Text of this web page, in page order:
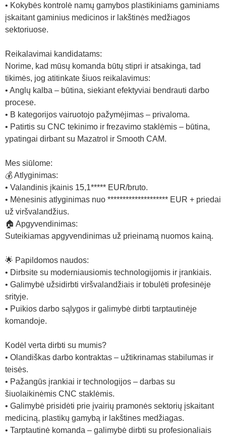
• Kokybės kontrolė namų gamybos plastikiniams gaminiams
įskaitant gaminius medicinos ir lakštinės medžiagos
sektoriuose.
Reikalavimai kandidatams:
Norime, kad mūsų komanda būtų stipri ir atsakinga, tad
tikimės, jog atitinkate šiuos reikalavimus:
• Anglų kalba – būtina, siekiant efektyviai bendrauti darbo
procese.
• B kategorijos vairuotojo pažymėjimas – privaloma.
• Patirtis su CNC tekinimo ir frezavimo staklėmis – būtina,
ypatingai dirbant su Mazatrol ir Smooth CAM.
Mes siūlome:
💰 Atlyginimas:
• Valandinis įkainis 15,1***** EUR/bruto.
• Mėnesinis atlyginimas nuo ******************** EUR + priedai
už viršvalandžius.
🏠 Apgyvendinimas:
Suteikiamas apgyvendinimas už prieinamą nuomos kainą.
🌟 Papildomos naudos:
• Dirbsite su moderniausiomis technologijomis ir įrankiais.
• Galimybė užsidirbti viršvalandžiais ir tobulėti profesinėje
srityje.
• Puikios darbo sąlygos ir galimybė dirbti tarptautinėje
komandoje.
Kodėl verta dirbti su mumis?
• Olandiškas darbo kontraktas – užtikrinamas stabilumas ir
teisės.
• Pažangūs įrankiai ir technologijos – darbas su
šiuolaikinėmis CNC staklėmis.
• Galimybė prisidėti prie įvairių pramonės sektorių įskaitant
mediciną, plastikų gamybą ir lakštines medžiagas.
• Tarptautinė komanda – galimybė dirbti su profesionaliais